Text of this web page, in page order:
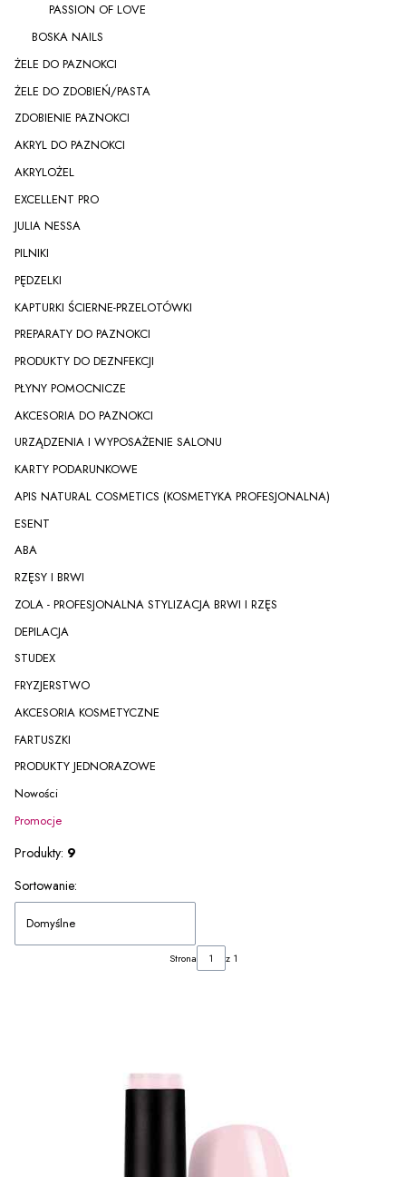
PASSION OF LOVE
BOSKA NAILS
ŻELE DO PAZNOKCI
ŻELE DO ZDOBIEŃ/PASTA
ZDOBIENIE PAZNOKCI
AKRYL DO PAZNOKCI
AKRYLOŻEL
EXCELLENT PRO
JULIA NESSA
PILNIKI
PĘDZELKI
KAPTURKI ŚCIERNE-PRZELOTÓWKI
PREPARATY DO PAZNOKCI
PRODUKTY DO DEZNFEKCJI
PŁYNY POMOCNICZE
AKCESORIA DO PAZNOKCI
URZĄDZENIA I WYPOSAŻENIE SALONU
KARTY PODARUNKOWE
APIS NATURAL COSMETICS (KOSMETYKA PROFESJONALNA)
ESENT
ABA
RZĘSY I BRWI
ZOLA - PROFESJONALNA STYLIZACJA BRWI I RZĘS
DEPILACJA
STUDEX
FRYZJERSTWO
AKCESORIA KOSMETYCZNE
FARTUSZKI
PRODUKTY JEDNORAZOWE
Nowości
Promocje
Koniec menu
Produkty: 9
Lista produktów
Sortowanie:
Domyślne
Strona z 1